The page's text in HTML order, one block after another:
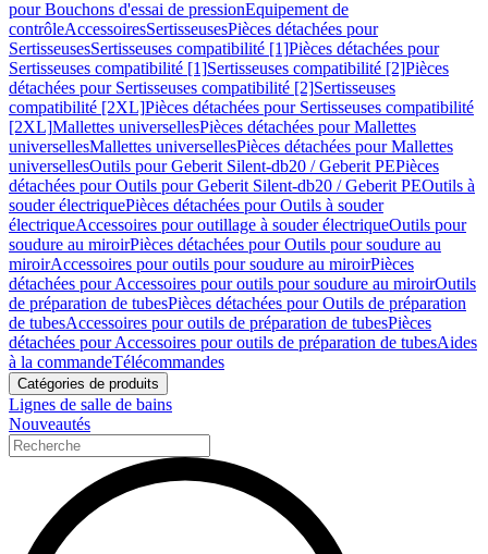
pour Bouchons d'essai de pressionEquipement de
contrôleAccessoiresSertisseusesPièces détachées pour
SertisseusesSertisseuses compatibilité [1]Pièces détachées pour
Sertisseuses compatibilité [1]Sertisseuses compatibilité [2]Pièces
détachées pour Sertisseuses compatibilité [2]Sertisseuses
compatibilité [2XL]Pièces détachées pour Sertisseuses compatibilité
[2XL]Mallettes universellesPièces détachées pour Mallettes
universellesMallettes universellesPièces détachées pour Mallettes
universellesOutils pour Geberit Silent-db20 / Geberit PEPièces
détachées pour Outils pour Geberit Silent-db20 / Geberit PEOutils à
souder électriquePièces détachées pour Outils à souder
électriqueAccessoires pour outillage à souder électriqueOutils pour
soudure au miroirPièces détachées pour Outils pour soudure au
miroirAccessoires pour outils pour soudure au miroirPièces
détachées pour Accessoires pour outils pour soudure au miroirOutils
de préparation de tubesPièces détachées pour Outils de préparation
de tubesAccessoires pour outils de préparation de tubesPièces
détachées pour Accessoires pour outils de préparation de tubesAides
à la commandeTélécommandes
Catégories de produits
Lignes de salle de bains
Nouveautés